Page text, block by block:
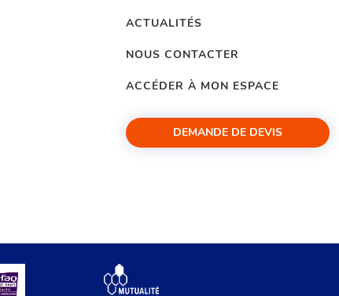
ACTUALITÉS
NOUS CONTACTER
ACCÉDER À MON ESPACE
DEMANDE DE DEVIS